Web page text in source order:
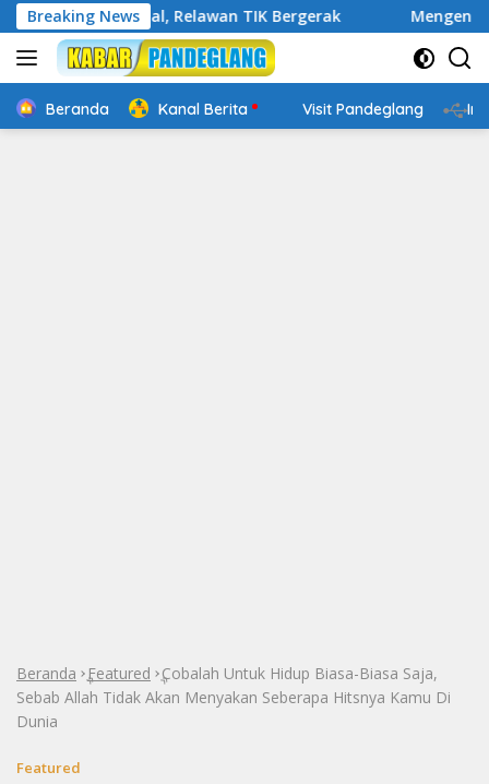
Langsung
ke
konten
Breaking News
Digital, Relawan TIK Bergerak Mengenal Website
Beranda Kanal Berita Visit Pandeglang
Beranda »Featured »Cobalah Untuk Hidup Biasa-Biasa Saja,
Sebab Allah Tidak Akan Menyakan Seberapa Hitsnya Kamu Di
Dunia
Featured